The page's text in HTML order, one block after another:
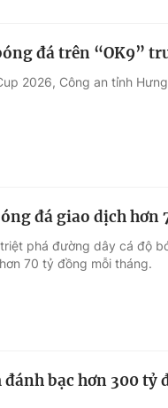
đá trên “OK9”
2026, Công an tỉnh
đá giao dịch
phá đường dây cá độ
70 tỷ đồng mỗi tháng.
bạc hơn 300